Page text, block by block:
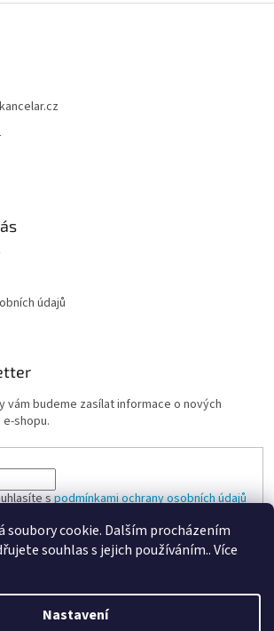
soubory cookie. Dalším procházením
souhlas s jejich používáním.. Více
Nastavení
údajů
vám budeme zasílat informace o nových
shopu.
spodmínkami ochrany osobních údajů
Vytvořil Shoptet